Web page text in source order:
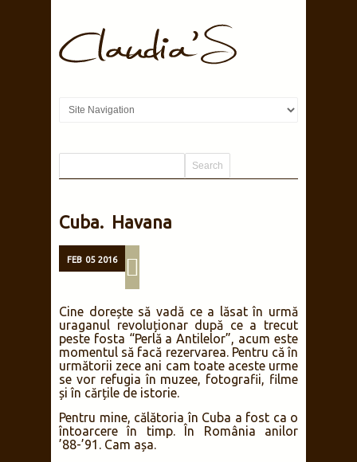
Cuba. Havana
FEB 05 2016
Cine dorește să vadă ce a lăsat în urmă
uraganul revoluționar după ce a trecut
peste fosta “Perlă a Antilelor”, acum este
momentul să facă rezervarea. Pentru că în
următorii zece ani cam toate aceste urme
se vor refugia în muzee, fotografii, filme
și în cărțile de istorie.
Pentru mine, călătoria în Cuba a fost ca o
întoarcere în timp. În România anilor
’88-’91. Cam așa.